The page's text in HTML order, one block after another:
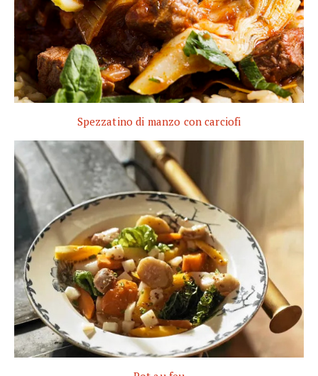
Spezzatino di manzo con carciofi